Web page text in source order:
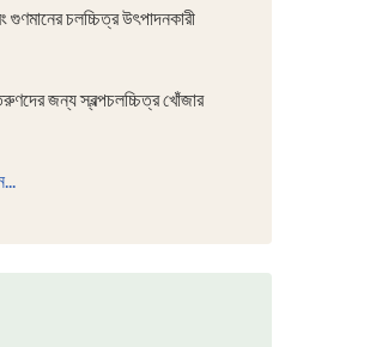
গুণমানের চলচ্চিত্র উৎপাদনকারী
জন্য স্বল্পচলচ্চিত্র খোঁজার